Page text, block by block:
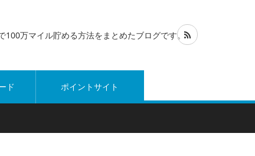
100万マイル貯める方法をまとめたブログです。
ド ポイントサイト